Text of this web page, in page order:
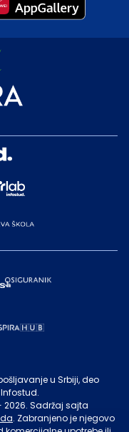
u Srbiji, deo
2026. Sadržaj sajta
. Zabranjeno je njegovo